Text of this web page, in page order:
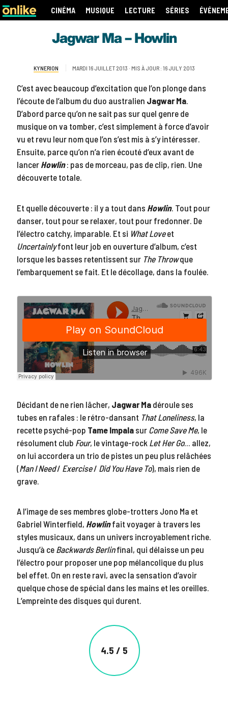
CINÉMA MUSIQUE LECTURE SÉRIES
Jagwar Ma – Howlin
KYNERION MARDI 16 JUILLET 2013 · MIS À JOUR : 16 JULY 2013
C’est avec beaucoup d’excitation que l’on plonge dans
l’écoute de l’album du duo australien Jagwar Ma.
D’abord parce qu’on ne sait pas sur quel genre de
musique on va tomber, c’est simplement à force d’avoir
vu et revu leur nom que l’on s’est mis à s’y intéresser.
Ensuite, parce qu’on n’a rien écouté d’eux avant de
lancer Howlin: pas de morceau, pas de clip, rien. Une
découverte totale.
Et quelle découverte : il y a tout dans Howlin. Tout pour
danser, tout pour se relaxer, tout pour fredonner. De
l’électro catchy, imparable. Et si What Loveet
Uncertainlyfont leur job en ouverture d’album, c’est
lorsque les basses retentissent sur The Throwque
l’embarquement se fait. Et le décollage, dans la foulée.
Décidant de ne rien lâcher, Jagwar Madéroule ses
tubes en rafales : le rétro-dansant That Loneliness, la
recette psyché-pop Tame Impalasur Come Save Me, le
résolument club Four, le vintage-rock Let Her Go… allez,
on lui accordera un trio de pistes un peu plus relâchées
(Man I Need/ Exercise/ Did You Have To), mais rien de
grave.
A l’image de ses membres globe-trotters Jono Ma et
Gabriel Winterfield, Howlinfait voyager à travers les
styles musicaux, dans un univers incroyablement riche.
Jusqu’à ce Backwards Berlinfinal, qui délaisse un peu
l’électro pour proposer une pop mélancolique du plus
bel effet. On en reste ravi, avec la sensation d’avoir
quelque chose de spécial dans les mains et les oreilles.
L’empreinte des disques qui durent.
4.5 / 5